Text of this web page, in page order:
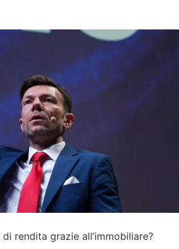
rendita grazie all’immobiliare?